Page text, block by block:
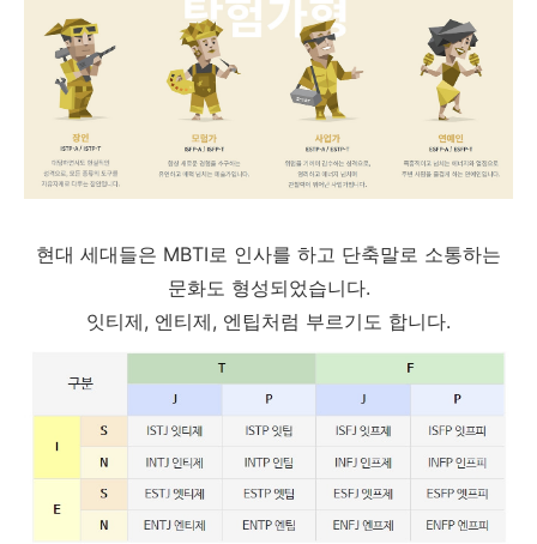
현대 세대들은 MBTI로 인사를 하고 단축말로 소통하는
문화도 형성되었습니다.
잇티제, 엔티제, 엔팁처럼 부르기도 합니다.